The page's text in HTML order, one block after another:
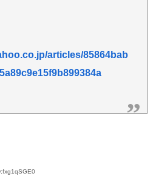
せいで気象がシッチャカメッチ
グ】「映画ちいかわ」動員1位に
ンズ」「あの星」「ブルーロッ
articles/85864bab